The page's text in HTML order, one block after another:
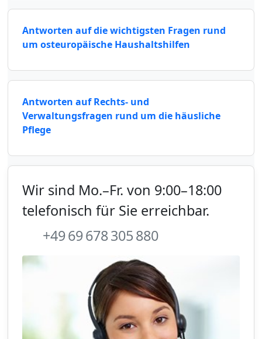
Antworten auf die wichtigsten Fragen rund
um osteuropäische Haushaltshilfen
Antworten auf Rechts- und
Verwaltungsfragen rund um die häusliche
Pflege
Wir sind Mo.–Fr. von 9:00–18:00
telefonisch für Sie erreichbar.
+49 69 678 305 880